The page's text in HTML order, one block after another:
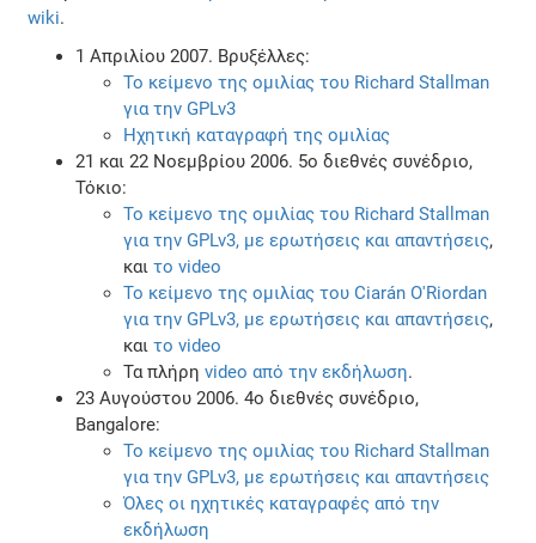
wiki.
1 Απριλίου 2007. Βρυξέλλες:
Το κείμενο της ομιλίας του Richard Stallman
για την GPLv3
Ηχητική καταγραφή της ομιλίας
21 και 22 Νοεμβρίου 2006. 5ο διεθνές συνέδριο,
Τόκιο:
Το κείμενο της ομιλίας του Richard Stallman
για την GPLv3, με ερωτήσεις και απαντήσεις,
καιτο video
Το κείμενο της ομιλίας του Ciarán O'Riordan
για την GPLv3, με ερωτήσεις και απαντήσεις,
καιτο video
Τα πλήρηvideo από την εκδήλωση.
23 Αυγούστου 2006. 4ο διεθνές συνέδριο,
Bangalore:
Το κείμενο της ομιλίας του Richard Stallman
για την GPLv3, με ερωτήσεις και απαντήσεις
Όλες οι ηχητικές καταγραφές από την
εκδήλωση